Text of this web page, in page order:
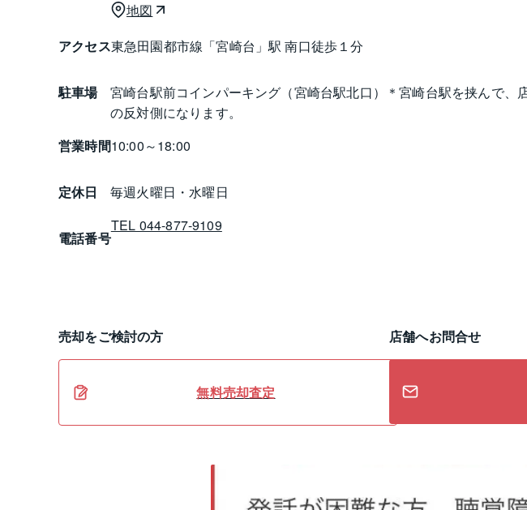
地図
アクセス東急田園都市線「宮崎台」駅 南口徒歩１分
駐車場
宮崎台駅前コインパーキング（宮崎台駅北口）＊宮崎台駅を挟んで、
の反対側になります。
営業時間10:00～18:00
定休日 毎週火曜日・水曜日
電話番号
TEL 044-877-9109
売却をご検討の方
無料売却査定
店舗へお問合せ